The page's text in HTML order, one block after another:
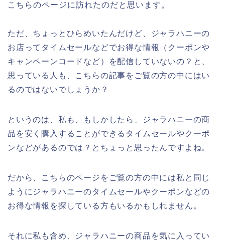
こちらのページに訪れたのだと思います。
ただ、ちょっとひらめいたんだけど、ジャラハニーの
お店ってタイムセールなどでお得な情報（クーポンや
キャンペーンコードなど）を配信していないの？と、
思っている人も、こちらの記事をご覧の方の中にはい
るのではないでしょうか？
というのは、私も、もしかしたら、ジャラハニーの商
品を安く購入することができるタイムセールやクーポ
ンなどがあるのでは？とちょっと思ったんですよね。
だから、こちらのページをご覧の方の中には私と同じ
ようにジャラハニーのタイムセールやクーポンなどの
お得な情報を探している方もいるかもしれません。
それに私も含め、ジャラハニーの商品を気に入ってい